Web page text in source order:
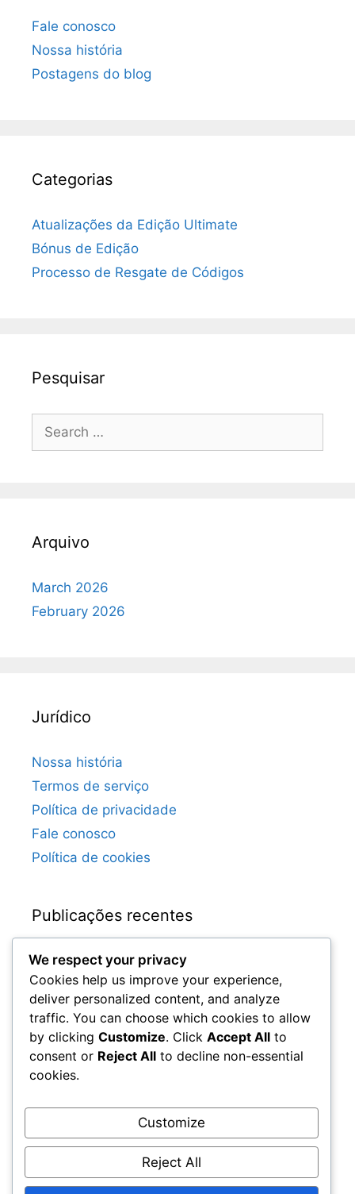
Fale conosco
Nossa história
Postagens do blog
Categorias
Atualizações da Edição Ultimate
Bónus de Edição
Processo de Resgate de Códigos
Pesquisar
for:
Arquivo
March 2026
February 2026
Jurídico
Nossa história
Termos de serviço
Política de privacidade
Fale conosco
Política de cookies
Publicações recentes
Requisitos de Atualização da Edição Ultimate
de Spider-Man: Miles Morales
Disponibilidade de Atualização da Edição
Ultimate de Spider-Man: Miles Morales
Análise do Upgrade da Edição Ultimate de
Spider-Man: Miles Morales
Características do Upgrade
Spider-Man: Miles Morales Código de
Resgate da Carteira para Melhorias
We respect your privacy
Cookies help us improve your experience,
deliver personalized content, and analyze
traffic. You can choose which cookies to allow
by clicking Customize. Click Accept All to
consent or Reject All to decline non-essential
cookies.
Customize
Reject All